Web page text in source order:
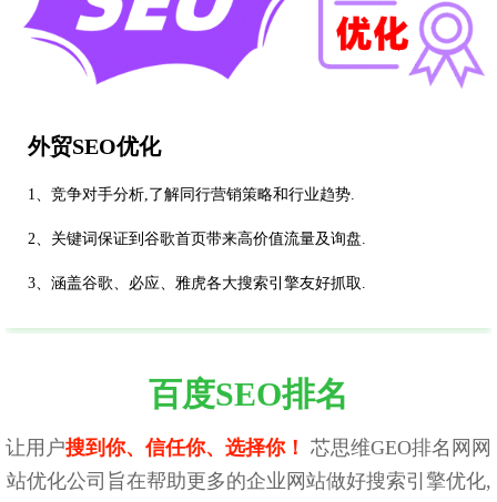
外贸SEO优化
1、竞争对手分析,了解同行营销策略和行业趋势.
2、关键词保证到谷歌首页带来高价值流量及询盘.
3、涵盖谷歌、必应、雅虎各大搜索引擎友好抓取.
百度SEO排名
让用户搜到你、信任你、选择你！ 芯思维GEO排名网网
站优化公司旨在帮助更多的企业网站做好搜索引擎优化,